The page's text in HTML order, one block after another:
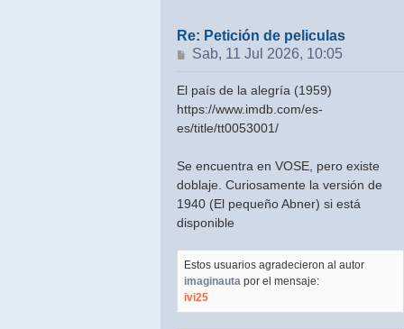
Re: Petición de peliculas
Mensaje
Sab, 11 Jul 2026, 10:05
El país de la alegría (1959)
https://www.imdb.com/es-
es/title/tt0053001/
Se encuentra en VOSE, pero existe
doblaje. Curiosamente la versión de
1940 (El pequeño Abner) si está
disponible
Estos usuarios agradecieron al autor
imaginauta por el mensaje:
ivi25